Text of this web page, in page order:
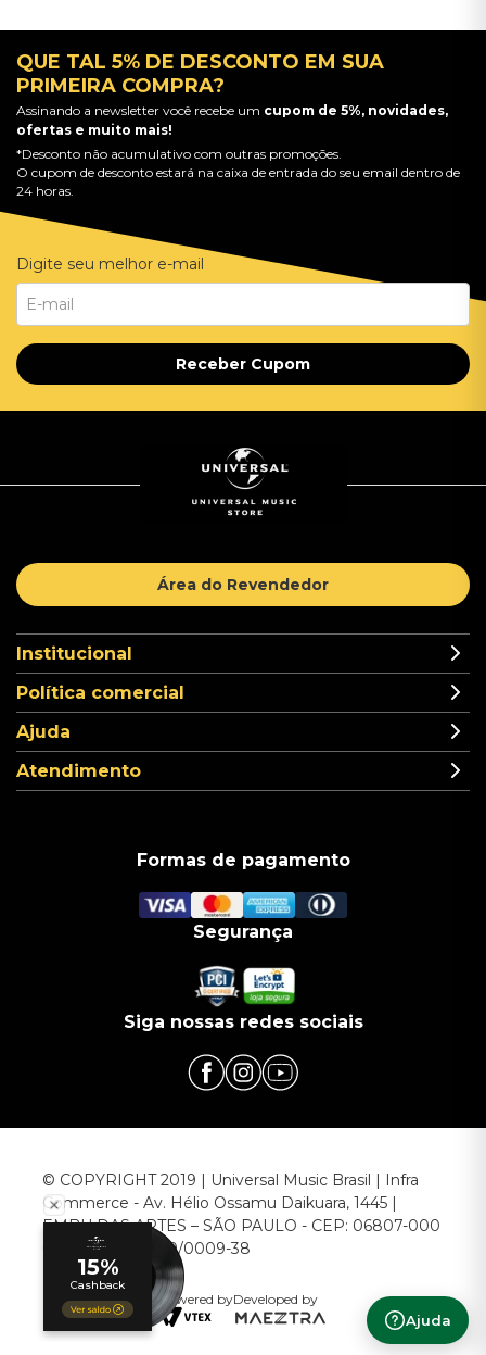
Ajuda
QUE TAL 5% DE DESCONTO EM SUA
PRIMEIRA COMPRA?
Assinando a newsletter você recebe um cupom de 5%, novidades,
ofertas e muito mais!
*Desconto não acumulativo com outras promoções.
O cupom de desconto estará na caixa de entrada do seu email dentro de
24 horas.
Digite seu melhor e-mail
Receber Cupom
Área do Revendedor
Institucional
Política comercial
Ajuda
Atendimento
Formas de pagamento
Segurança
Siga nossas redes sociais
© COPYRIGHT 2019 | Universal Music Brasil | Infra
Commerce - Av. Hélio Ossamu Daikuara, 1445 |
EMBU DAS ARTES – SÃO PAULO - CEP: 06807-000
CNPJ: 00.952.789/0009-38
Powered byDeveloped by